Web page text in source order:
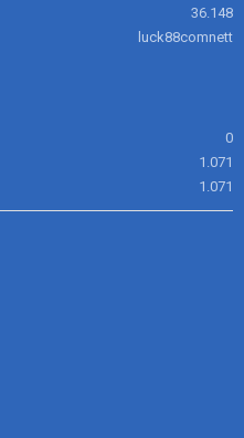
36.148
luck88comnett
0
1.071
1.071